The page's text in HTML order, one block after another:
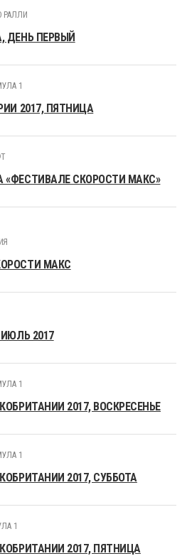
РАЛЛИ
ДЕНЬ ПЕРВЫЙ
1
2017, ПЯТНИЦА
«ФЕСТИВАЛЕ СКОРОСТИ МАКС»
МАКС
ИЮЛЬ 2017
1
2017, ВОСКРЕСЕНЬЕ
1
2017, СУББОТА
1
2017, ПЯТНИЦА